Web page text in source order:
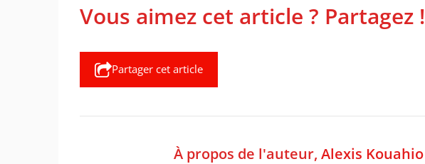
Vous aimez cet article ? Partagez !
Partager cet article
À propos de l'auteur, Alexis Kouahio